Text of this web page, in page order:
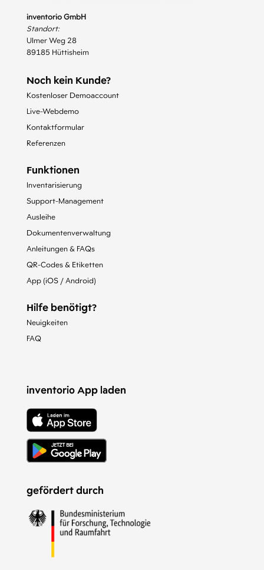
inventorio GmbH
Standort:
Ulmer Weg 28
89185 Hüttisheim
Noch kein Kunde?
Kostenloser Demoaccount
Live-Webdemo
Kontaktformular
Referenzen
Funktionen
Inventarisierung
Support-Management
Ausleihe
Dokumentenverwaltung
Anleitungen & FAQs
QR-Codes & Etiketten
App (iOS / Android)
Hilfe benötigt?
Neuigkeiten
FAQ
inventorio App laden
gefördert durch